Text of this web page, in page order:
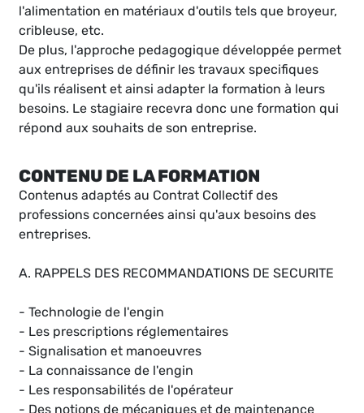
l'alimentation en matériaux d'outils tels que broyeur,
cribleuse, etc.
De plus, l'approche pedagogique développée permet
aux entreprises de définir les travaux specifiques
qu'ils réalisent et ainsi adapter la formation à leurs
besoins. Le stagiaire recevra donc une formation qui
répond aux souhaits de son entreprise.
CONTENU DE LA FORMATION
Contenus adaptés au Contrat Collectif des
professions concernées ainsi qu'aux besoins des
entreprises.
A. RAPPELS DES RECOMMANDATIONS DE SECURITE
- Technologie de l'engin
- Les prescriptions réglementaires
- Signalisation et manoeuvres
- La connaissance de l'engin
- Les responsabilités de l'opérateur
- Des notions de mécaniques et de maintenance